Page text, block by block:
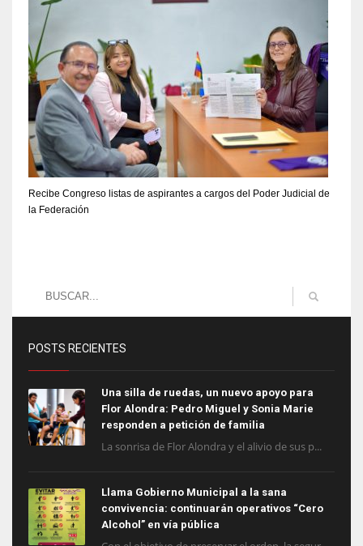
Recibe Congreso listas de aspirantes a cargos del Poder Judicial de
la Federación
POSTS RECIENTES
Una silla de ruedas, un nuevo apoyo para
Flor Alondra: Pedro Miguel y Sonia Marie
responden a petición de familia
La sonrisa de Flor Alondra y el alivio de sus p...
Llama Gobierno Municipal a la sana
convivencia: continuarán operativos “Cero
Alcohol” en vía pública